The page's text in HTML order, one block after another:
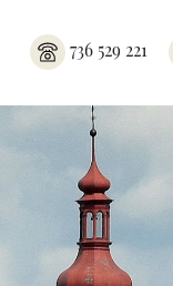
736 529 221